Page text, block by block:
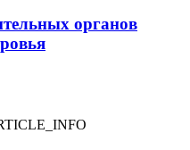
органов